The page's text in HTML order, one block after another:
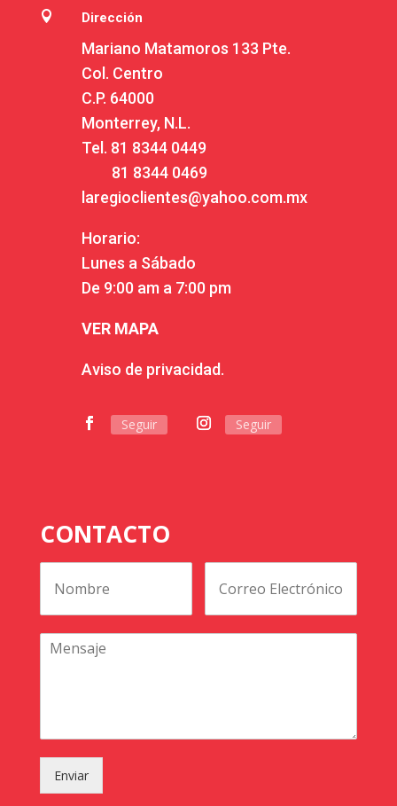
 Dirección
Mariano Matamoros 133 Pte.
Col. Centro
C.P. 64000
Monterrey, N.L.
Tel. 81 8344 0449
81 8344 0469
laregioclientes@yahoo.com.mx
Horario:
Lunes a Sábado
De 9:00 am a 7:00 pm
VER MAPA
Aviso de privacidad.
Seguir Seguir
CONTACTO
Enviar